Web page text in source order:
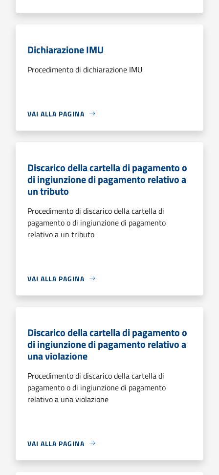
Dichiarazione IMU
Procedimento di dichiarazione IMU
VAI ALLA PAGINA
Discarico della cartella di pagamento o
di ingiunzione di pagamento relativo a
un tributo
Procedimento di discarico della cartella di
pagamento o di ingiunzione di pagamento
relativo a un tributo
VAI ALLA PAGINA
Discarico della cartella di pagamento o
di ingiunzione di pagamento relativo a
una violazione
Procedimento di discarico della cartella di
pagamento o di ingiunzione di pagamento
relativo a una violazione
VAI ALLA PAGINA